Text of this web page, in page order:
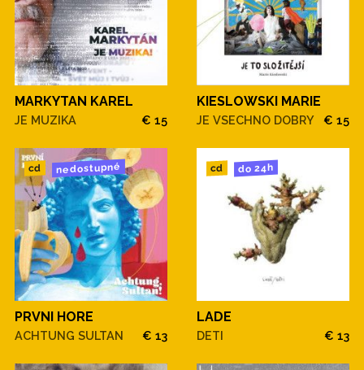
MARKYTAN KAREL
JE MUZIKA € 15
KIESLOWSKI MARIE
JE VSECHNO DOBRY € 15
cd nedostupné
PRVNI HORE
ACHTUNG SULTAN € 13
cd do 24h
LADE
DETI € 13